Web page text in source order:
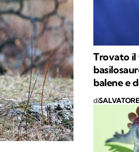
Trovato il
balene e
di